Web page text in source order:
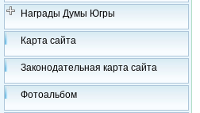
Награды Думы Югры
Карта сайта
Законодательная карта сайта
Фотоальбом